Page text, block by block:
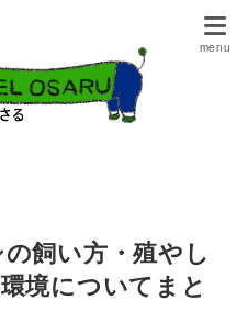
の飼い方・殖やし
境についてまと